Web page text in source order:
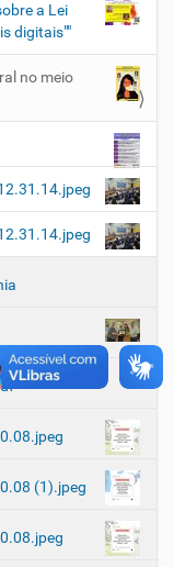
a Lei
digitais""
no meio
(1).jpeg